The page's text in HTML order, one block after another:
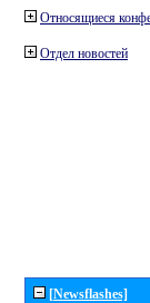
Относящиеся
Отдел новостей
[Newsflashes]